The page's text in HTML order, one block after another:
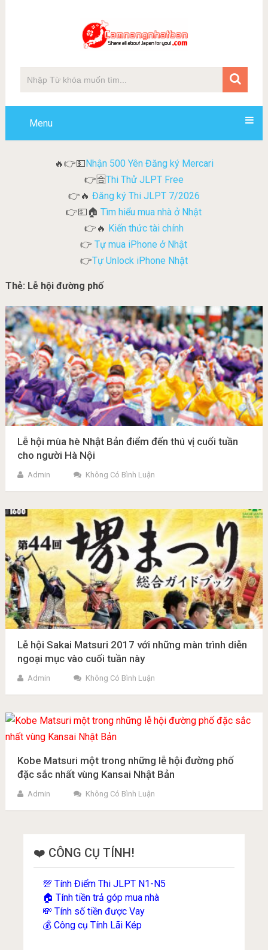
Menu
🔥👉💵Nhận 500 Yên Đăng ký Mercari
👉🈴Thi Thử JLPT Free
👉🔥 Đăng ký Thi JLPT 7/2026
👉💵🏠Tìm hiểu mua nhà ở Nhật
👉🔥 Kiến thức tài chính
👉 Tự mua iPhone ở Nhật
👉Tự Unlock iPhone Nhật
Thẻ: Lễ hội đường phố
Lễ hội mùa hè Nhật Bản điểm đến thú vị cuối tuần
cho người Hà Nội
Admin Không Có Bình Luận
Lễ hội Sakai Matsuri 2017 với những màn trình diễn
ngoại mục vào cuối tuần này
Admin Không Có Bình Luận
Kobe Matsuri một trong những lễ hội đường phố
đặc sắc nhất vùng Kansai Nhật Bản
Admin Không Có Bình Luận
❤️ CÔNG CỤ TÍNH!
💯Tính Điểm Thi JLPT N1-N5
🏠Tính tiền trả góp mua nhà
💸Tính số tiền được Vay
💰Công cụ Tính Lãi Kép